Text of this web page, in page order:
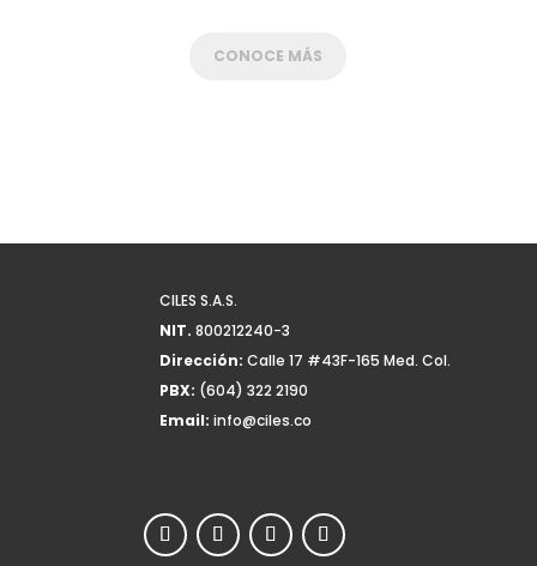
CONOCE MÁS
CILES S.A.S.
NIT. 800212240-3
Dirección: Calle 17 #43F-165 Med. Col.
PBX: (604) 322 2190
Email: info@ciles.co